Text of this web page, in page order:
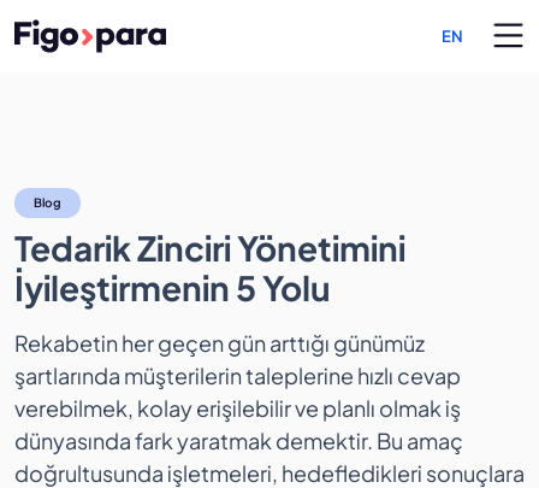
EN
Blog
Tedarik Zinciri Yönetimini
İyileştirmenin 5 Yolu
Rekabetin her geçen gün arttığı günümüz
şartlarında müşterilerin taleplerine hızlı cevap
verebilmek, kolay erişilebilir ve planlı olmak iş
dünyasında fark yaratmak demektir. Bu amaç
doğrultusunda işletmeleri, hedefledikleri sonuçlara